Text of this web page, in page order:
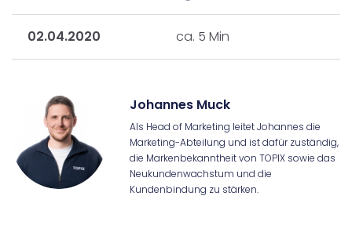
Johannes Muck
Als Head of Marketing leitet Johannes die
Marketing-Abteilung und ist dafür zuständig,
die Markenbekanntheit von TOPIX sowie das
Neukundenwachstum und die
Kundenbindung zu stärken.
02.04.2020 ca. 5 Min